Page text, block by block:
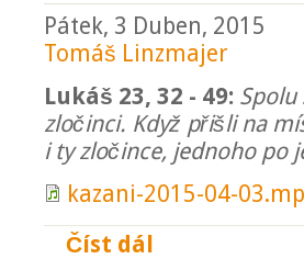
Pátek, 3 Duben, 2015
Tomáš Linzmajer
Lukáš 23, 32 - 49: Spolu
zločinci. Když přišli na
i ty zločince, jednoho po
kazani-2015-04-
Číst dál